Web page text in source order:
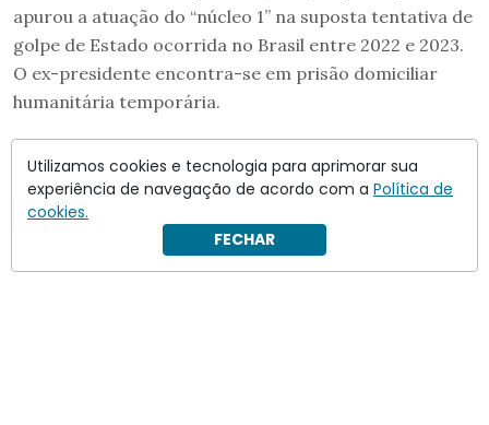
apurou a atuação do “núcleo 1” na suposta tentativa de
golpe de Estado ocorrida no Brasil entre 2022 e 2023.
O ex-presidente encontra-se em prisão domiciliar
humanitária temporária.
Utilizamos cookies e tecnologia para aprimorar sua
experiência de navegação de acordo com a Política de
cookies.
FECHAR